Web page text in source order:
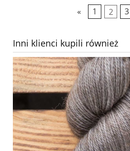
« 1 2 3
Inni klienci kupili również